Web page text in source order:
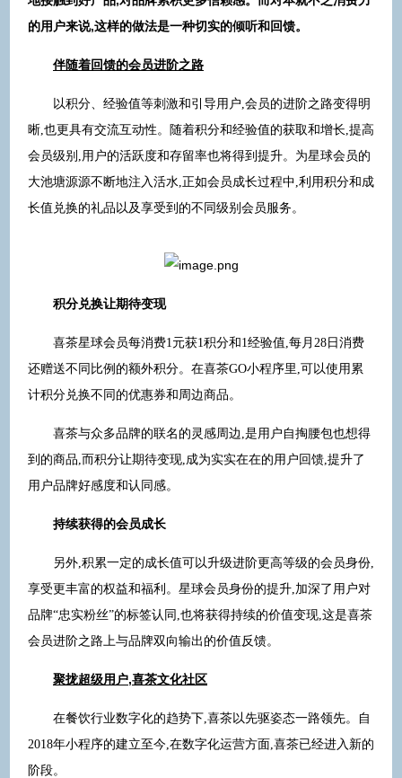
的用户来说,这样的做法是一种切实的倾听和回馈。
伴随着回馈的会员进阶之路
以积分、经验值等刺激和引导用户,会员的进阶之路变得明
晰,也更具有交流互动性。随着积分和经验值的获取和增长,提高
会员级别,用户的活跃度和存留率也将得到提升。为星球会员的
大池塘源源不断地注入活水,正如会员成长过程中,利用积分和成
长值兑换的礼品以及享受到的不同级别会员服务。
积分兑换让期待变现
喜茶星球会员每消费1元获1积分和1经验值,每月28日消费
还赠送不同比例的额外积分。在喜茶GO小程序里,可以使用累
计积分兑换不同的优惠券和周边商品。
喜茶与众多品牌的联名的灵感周边,是用户自掏腰包也想得
到的商品,而积分让期待变现,成为实实在在的用户回馈,提升了
用户品牌好感度和认同感。
持续获得的会员成长
另外,积累一定的成长值可以升级进阶更高等级的会员身份,
享受更丰富的权益和福利。星球会员身份的提升,加深了用户对
品牌“忠实粉丝”的标签认同,也将获得持续的价值变现,这是喜茶
会员进阶之路上与品牌双向输出的价值反馈。
聚拢超级用户,喜茶文化社区
在餐饮行业数字化的趋势下,喜茶以先驱姿态一路领先。自
2018年小程序的建立至今,在数字化运营方面,喜茶已经进入新的
阶段。